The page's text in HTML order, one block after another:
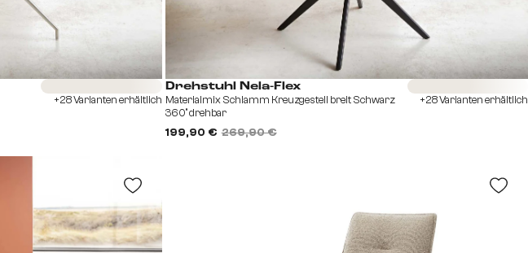
+28 Varianten erhältlich
Drehstuhl Nela-Flex
Materialmix Schlamm Kreuzgestell breit Schwarz
360° drehbar
199,90 € 269,90 €
+28 Varianten erhältlich